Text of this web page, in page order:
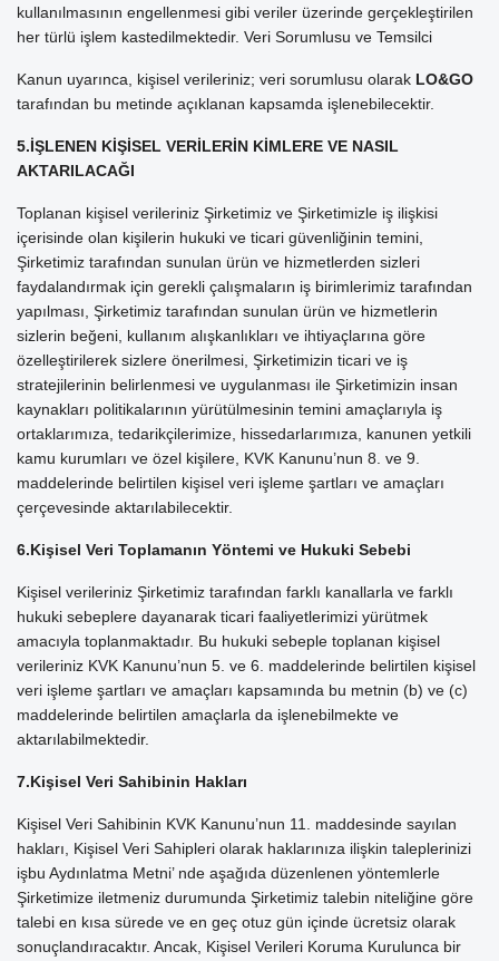
kullanılmasının engellenmesi gibi veriler üzerinde gerçekleştirilen
her türlü işlem kastedilmektedir. Veri Sorumlusu ve Temsilci
Kanun uyarınca, kişisel verileriniz; veri sorumlusu olarak LO&GO
tarafından bu metinde açıklanan kapsamda işlenebilecektir.
5.İŞLENEN KİŞİSEL VERİLERİN KİMLERE VE NASIL
AKTARILACAĞI
Toplanan kişisel verileriniz Şirketimiz ve Şirketimizle iş ilişkisi
içerisinde olan kişilerin hukuki ve ticari güvenliğinin temini,
Şirketimiz tarafından sunulan ürün ve hizmetlerden sizleri
faydalandırmak için gerekli çalışmaların iş birimlerimiz tarafından
yapılması, Şirketimiz tarafından sunulan ürün ve hizmetlerin
sizlerin beğeni, kullanım alışkanlıkları ve ihtiyaçlarına göre
özelleştirilerek sizlere önerilmesi, Şirketimizin ticari ve iş
stratejilerinin belirlenmesi ve uygulanması ile Şirketimizin insan
kaynakları politikalarının yürütülmesinin temini amaçlarıyla iş
ortaklarımıza, tedarikçilerimize, hissedarlarımıza, kanunen yetkili
kamu kurumları ve özel kişilere, KVK Kanunu’nun 8. ve 9.
maddelerinde belirtilen kişisel veri işleme şartları ve amaçları
çerçevesinde aktarılabilecektir.
6.Kişisel Veri Toplamanın Yöntemi ve Hukuki Sebebi
Kişisel verileriniz Şirketimiz tarafından farklı kanallarla ve farklı
hukuki sebeplere dayanarak ticari faaliyetlerimizi yürütmek
amacıyla toplanmaktadır. Bu hukuki sebeple toplanan kişisel
verileriniz KVK Kanunu’nun 5. ve 6. maddelerinde belirtilen kişisel
veri işleme şartları ve amaçları kapsamında bu metnin (b) ve (c)
maddelerinde belirtilen amaçlarla da işlenebilmekte ve
aktarılabilmektedir.
7.Kişisel Veri Sahibinin Hakları
Kişisel Veri Sahibinin KVK Kanunu’nun 11. maddesinde sayılan
hakları, Kişisel Veri Sahipleri olarak haklarınıza ilişkin taleplerinizi
işbu Aydınlatma Metni’ nde aşağıda düzenlenen yöntemlerle
Şirketimize iletmeniz durumunda Şirketimiz talebin niteliğine göre
talebi en kısa sürede ve en geç otuz gün içinde ücretsiz olarak
sonuçlandıracaktır. Ancak, Kişisel Verileri Koruma Kurulunca bir